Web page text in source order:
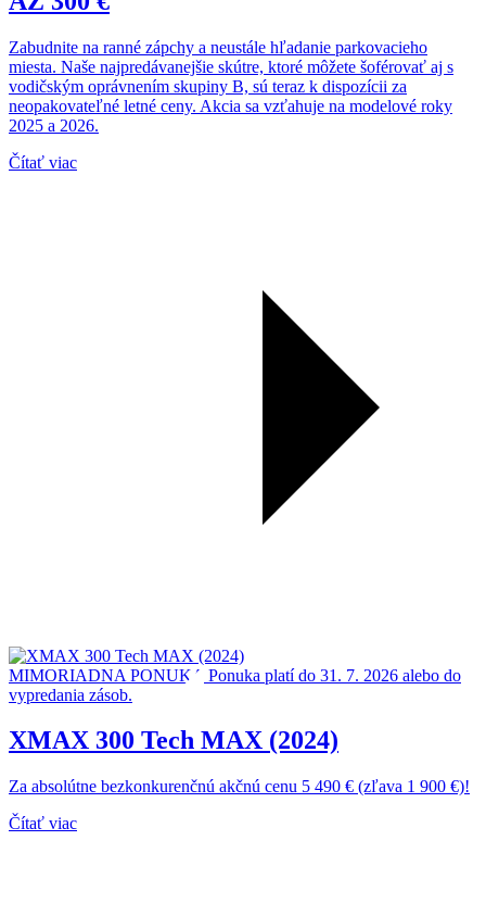
Zabudnite na ranné zápchy a neustále hľadanie parkovacieho
miesta. Naše najpredávanejšie skútre, ktoré môžete šoférovať aj s
vodičským oprávnením skupiny B, sú teraz k dispozícii za
neopakovateľné letné ceny. Akcia sa vzťahuje na modelové roky
2025 a 2026.
Čítať viac
MIMORIADNA PONUKA Ponuka platí do 31. 7. 2026 alebo do
vypredania zásob.
XMAX 300 Tech MAX (2024)
Za absolútne bezkonkurenčnú akčnú cenu 5 490 € (zľava 1 900 €)!
Čítať viac